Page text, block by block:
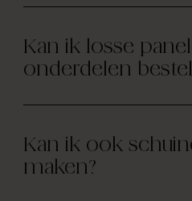
Kan ik losse
onderdelen
Kan ik ook
maken?